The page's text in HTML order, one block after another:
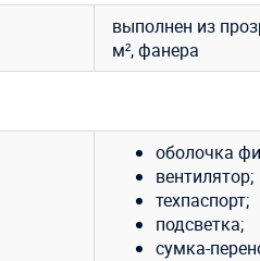
выполнен из
м², фанера
оболочка
вентилятор;
техпаспорт;
подсветка;
сумка-